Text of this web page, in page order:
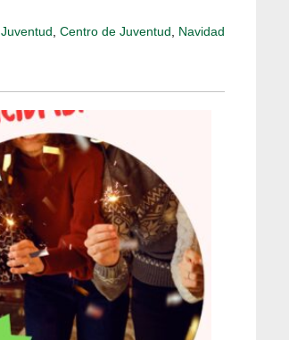
Juventud Centro de Juventud Navidad